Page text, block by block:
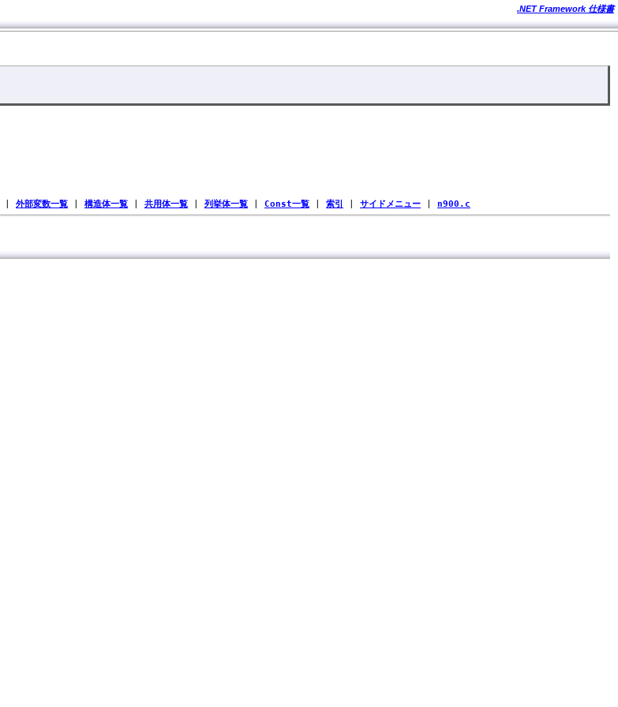
.NET Framework 仕様書
外部変数一覧 構造体一覧 共用体一覧 列挙体一覧 Const一覧 索引 サイドメニュー n900.c